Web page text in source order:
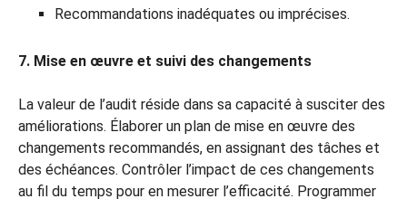
Recommandations inadéquates ou imprécises.
7. Mise en œuvre et suivi des changements
La valeur de l’audit réside dans sa capacité à susciter des
améliorations. Élaborer un plan de mise en œuvre des
changements recommandés, en assignant des tâches et
des échéances. Contrôler l’impact de ces changements
au fil du temps pour en mesurer l’efficacité. Programmer